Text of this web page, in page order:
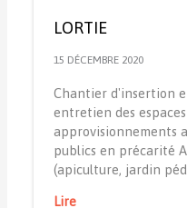
LORTIE
15 DÉCEMBRE 2020
Chantier d'insertion
entretien des
approvisionnements
publics en précarité
(apiculture, jardin
Lire